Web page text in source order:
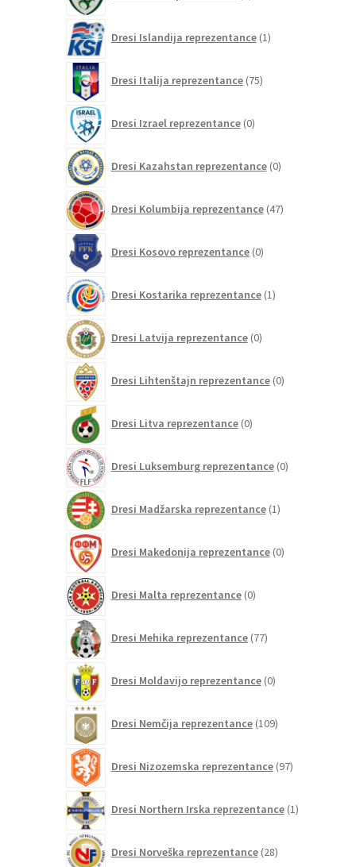
Dresi Islandija reprezentance 1izdelek
Dresi Italija reprezentance 75izdelkov
Dresi Izrael reprezentance 0izdelkov
Dresi Kazahstan reprezentance 0izdelkov
Dresi Kolumbija reprezentance 47izdelkov
Dresi Kosovo reprezentance 0izdelkov
Dresi Kostarika reprezentance 1izdelek
Dresi Latvija reprezentance 0izdelkov
Dresi Lihtenštajn reprezentance 0izdelkov
Dresi Litva reprezentance 0izdelkov
Dresi Luksemburg reprezentance 0izdelkov
Dresi Madžarska reprezentance 1izdelek
Dresi Makedonija reprezentance 0izdelkov
Dresi Malta reprezentance 0izdelkov
Dresi Mehika reprezentance 77izdelkov
Dresi Moldavijo reprezentance 0izdelkov
Dresi Nemčija reprezentance 109izdelkov
Dresi Nizozemska reprezentance 97izdelkov
Dresi Northern Irska reprezentance 1izdelek
Dresi Norveška reprezentance 28izdelkov